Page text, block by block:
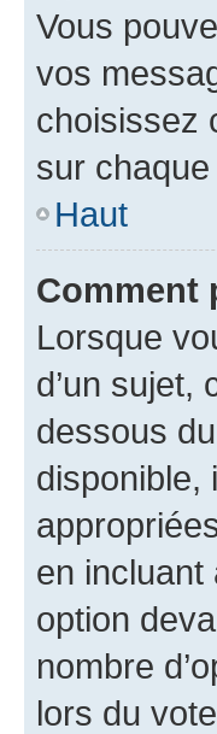
Vous
vos
choisissez
sur
Haut
Comment
Lorsque
d’un sujet,
dessous
disponible,
en incluant
option
nombre
lors du